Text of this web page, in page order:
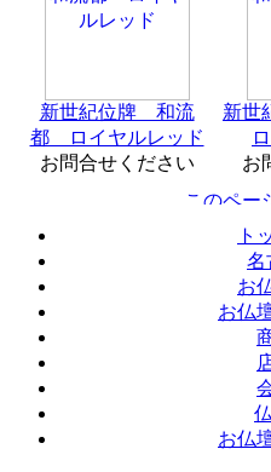
新世紀位牌 和流
都 ロイヤルレッド
お問合せください
新
お
ト
名
お
お仏
お仏